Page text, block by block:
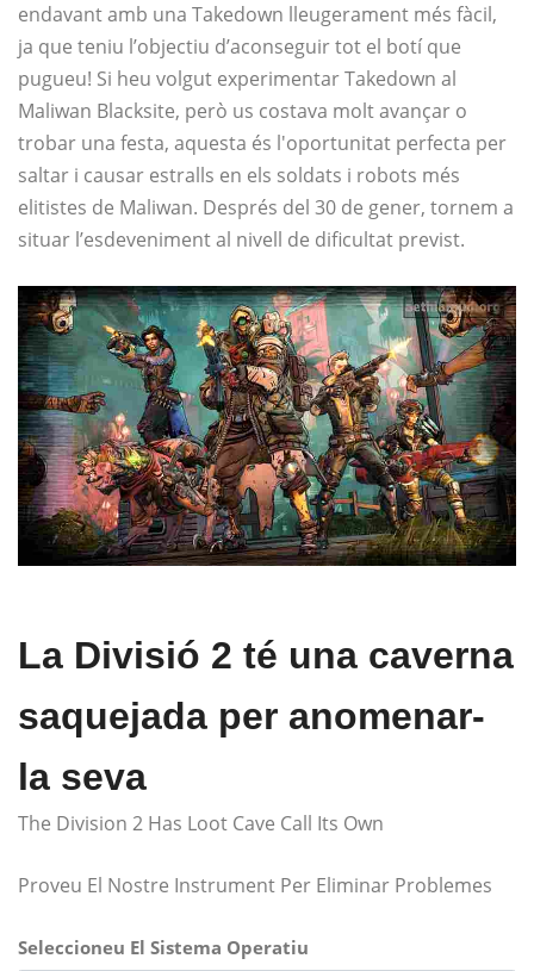
endavant amb una Takedown lleugerament més fàcil,
ja que teniu l’objectiu d’aconseguir tot el botí que
pugueu! Si heu volgut experimentar Takedown al
Maliwan Blacksite, però us costava molt avançar o
trobar una festa, aquesta és l'oportunitat perfecta per
saltar i causar estralls en els soldats i robots més
elitistes de Maliwan. Després del 30 de gener, tornem a
situar l’esdeveniment al nivell de dificultat previst.
La Divisió 2 té una caverna
saquejada per anomenar-
la seva
The Division 2 Has Loot Cave Call Its Own
Proveu El Nostre Instrument Per Eliminar Problemes
Seleccioneu El Sistema Operatiu